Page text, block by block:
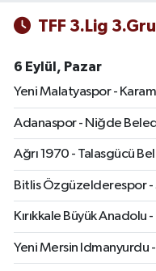
TFF 3.Lig
6 Eylül, Pazar
Yeni Malatyaspor -
Adanaspor - Niğde
Ağrı 1970 - Talasgücü
Bitlis Özgüzelderespor -
Kırıkkale Büyük
Yeni Mersin Idmanyurdu